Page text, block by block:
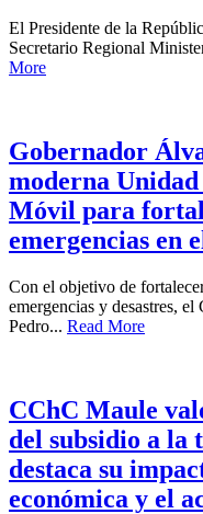
El Presidente de la
Secretario Regional
More
Gobernador
moderna
Móvil para
emergencias en
Con el objetivo de
emergencias y desastres,
Pedro... Read More
CChC Maule
del subsidio a la
destaca su
económica y el